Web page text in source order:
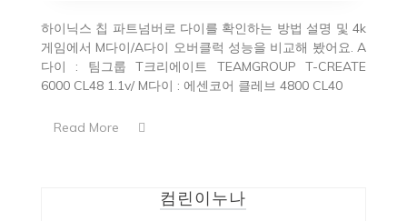
하이닉스 칩 파트넘버로 다이를 확인하는 방법 설명 및 4k
게임에서 M다이/A다이 오버클럭 성능을 비교해 봤어요. A
다이 : 팀그룹 T크리에이트 TEAMGROUP T-CREATE
6000 CL48 1.1v/ M다이 : 에센코어 클레브 4800 CL40
Read More
컴린이누나